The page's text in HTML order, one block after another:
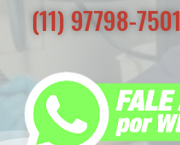
(11) 97798-7501